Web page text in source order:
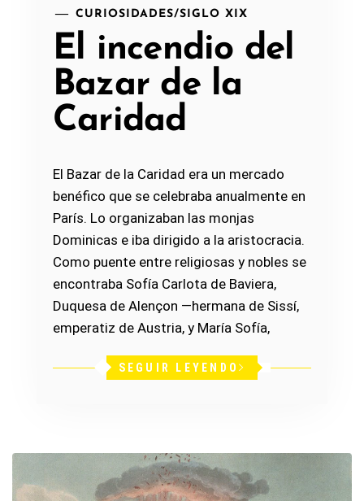
CURIOSIDADES/SIGLO XIX
El incendio del
Bazar de la
Caridad
El Bazar de la Caridad era un mercado
benéfico que se celebraba anualmente en
París. Lo organizaban las monjas
Dominicas e iba dirigido a la aristocracia.
Como puente entre religiosas y nobles se
encontraba Sofía Carlota de Baviera,
Duquesa de Alençon —hermana de Sissí,
emperatiz de Austria, y María Sofía,
SEGUIR LEYENDO